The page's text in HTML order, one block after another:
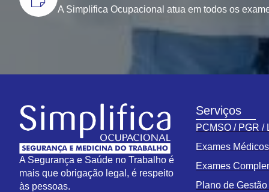
A Simplifica Ocupacional atua em todos os
A Segurança e Saúde no Trabalho é
mais que obrigação legal, é respeito
às pessoas.
Serviços
PCMSO / PGR /
Exames Médicos
Exames
Plano de